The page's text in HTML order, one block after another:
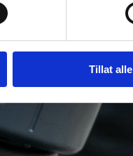
Tillat alle